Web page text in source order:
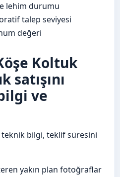
lehim durumu
talep seviyesi
değeri
Koltuk
satışını
ve
bilgi, teklif süresini
yakın plan fotoğraflar